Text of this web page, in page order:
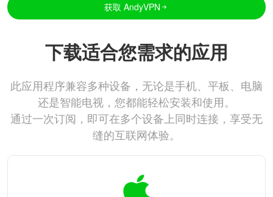
获取 AndyVPN
下载适合您需求的应用
此应用程序兼容多种设备，无论是手机、平板、电脑
还是智能电视，您都能轻松安装和使用。
通过一次订阅，即可在多个设备上同时连接，享受无
缝的互联网体验。